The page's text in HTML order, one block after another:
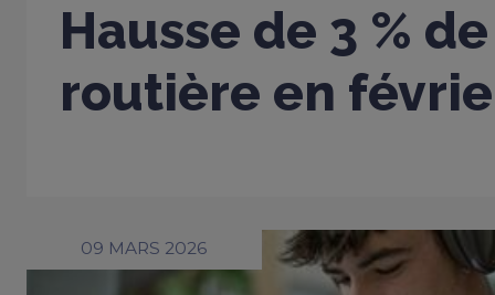
Hausse de 3 %
routière en
09 MARS 2026